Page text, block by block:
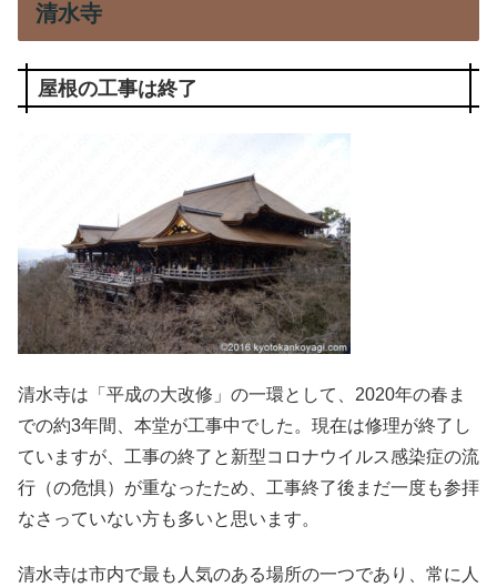
清水寺
屋根の工事は終了
清水寺は「平成の大改修」の一環として、2020年の春ま
での約3年間、本堂が工事中でした。現在は修理が終了し
ていますが、工事の終了と新型コロナウイルス感染症の流
行（の危惧）が重なったため、工事終了後まだ一度も参拝
なさっていない方も多いと思います。
清水寺は市内で最も人気のある場所の一つであり、常に人